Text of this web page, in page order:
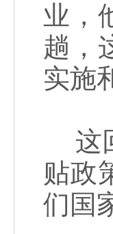
业，
趟，
实施
这
贴政
们国